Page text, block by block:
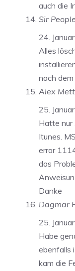
auch die
Sir
24.
Alles
nach dem
Alex
25.
Hatte nur
Itunes.
error
das
Danke
Dagmar
25.
Habe
ebenfalls
kam die